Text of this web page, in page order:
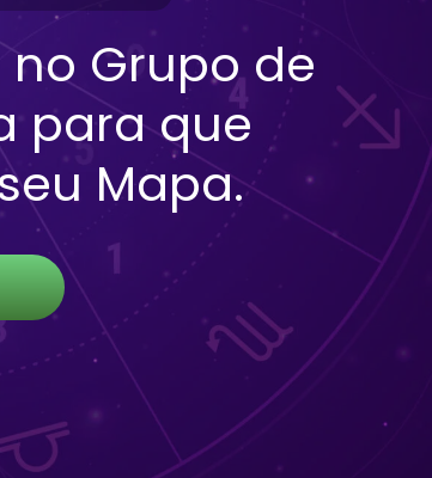
Grupo de
para que
Mapa.